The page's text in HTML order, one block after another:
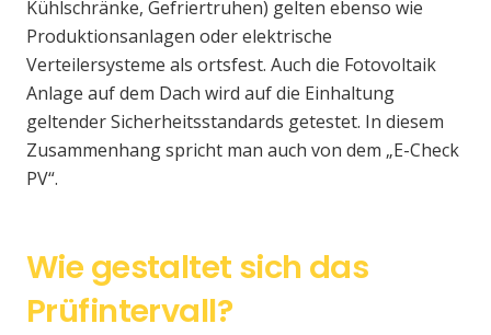
Kühlschränke, Gefriertruhen) gelten ebenso wie
Produktionsanlagen oder elektrische
Verteilersysteme als ortsfest. Auch die Fotovoltaik
Anlage auf dem Dach wird auf die Einhaltung
geltender Sicherheitsstandards getestet. In diesem
Zusammenhang spricht man auch von dem „E-Check
PV“.
Wie gestaltet sich das
Prüfintervall?